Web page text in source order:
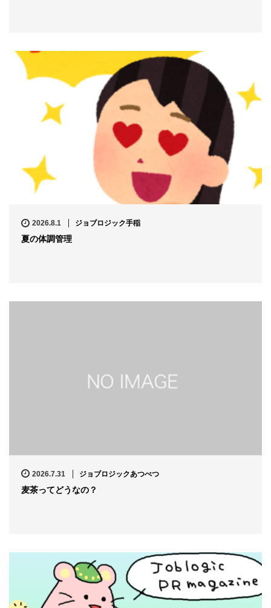
2026.8.1 ジョブロジック手稲
夏の体調管理
2026.7.31 ジョブロジックあつべつ
麦茶ってどうなの？